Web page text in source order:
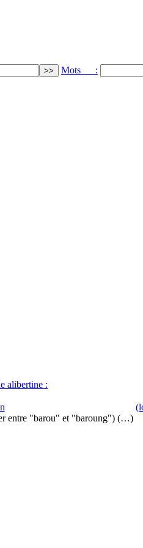
Mots :
alibertine :
entre "barou" et "baroung") (…)